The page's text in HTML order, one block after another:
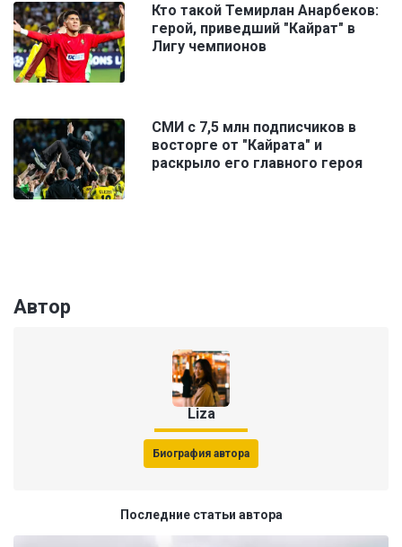
Кто такой Темирлан Анарбеков:
герой, приведший "Кайрат" в
Лигу чемпионов
СМИ с 7,5 млн подписчиков в
восторге от "Кайрата" и
раскрыло его главного героя
Автор
Liza
Биография автора
Последние статьи автора